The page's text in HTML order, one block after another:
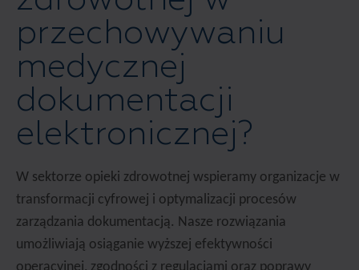
przechowywaniu
medycznej
dokumentacji
elektronicznej?
W sektorze opieki zdrowotnej wspieramy organizacje w
transformacji cyfrowej i optymalizacji procesów
zarządzania dokumentacją. Nasze rozwiązania
umożliwiają osiąganie wyższej efektywności